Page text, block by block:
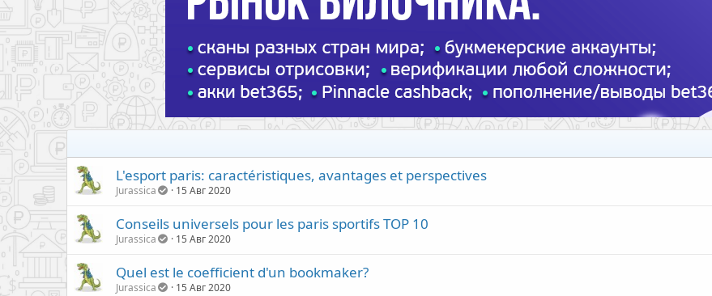
L'esport paris: caractéristiques, avantages et perspectives
Jurassica 15 Авг 2020
Conseils universels pour les paris sportifs TOP 10
Jurassica 15 Авг 2020
Quel est le coefficient d'un bookmaker?
Jurassica 15 Авг 2020